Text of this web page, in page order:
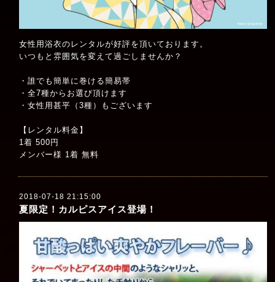
女性用浴衣のレンタルが好評を頂いております。
いつもと雰囲気を変えて過ごしませんか？
・誰でも簡単に巻ける簡易帯
・全7種からお選び頂けます
・女性用甚平（3種）もございます
【レンタル料金】
1着 500円
メンバー様 1着 無料
2018-07-18 21:15:00
夏限定！カルピスアイス登場！